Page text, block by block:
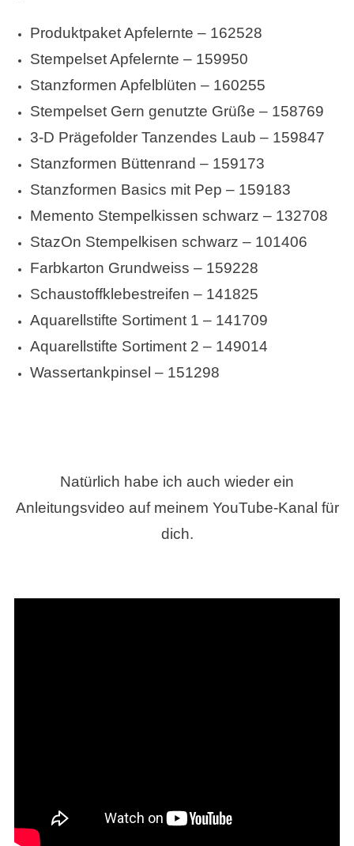
Produktpaket Apfelernte – 162528
Stempelset Apfelernte – 159950
Stanzformen Apfelblüten – 160255
Stempelset Gern genutzte Grüße – 158769
3-D Prägefolder Tanzendes Laub – 159847
Stanzformen Büttenrand – 159173
Stanzformen Basics mit Pep – 159183
Memento Stempelkissen schwarz – 132708
StazOn Stempelkisen schwarz – 101406
Farbkarton Grundweiss – 159228
Schaustoffklebestreifen – 141825
Aquarellstifte Sortiment 1 – 141709
Aquarellstifte Sortiment 2 – 149014
Wassertankpinsel – 151298
Natürlich habe ich auch wieder ein
Anleitungsvideo auf meinem YouTube-Kanal für
dich.